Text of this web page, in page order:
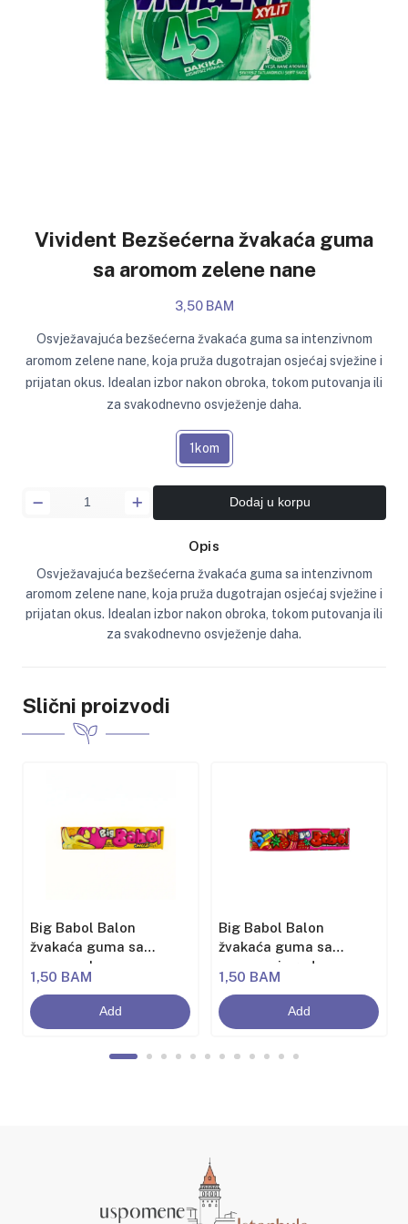
Vivident Bezšećerna žvakaća guma
sa aromom zelene nane
3,50 BAM
Osvježavajuća bezšećerna žvakaća guma sa intenzivnom
aromom zelene nane, koja pruža dugotrajan osjećaj svježine i
prijatan okus. Idealan izbor nakon obroka, tokom putovanja ili
za svakodnevno osvježenje daha.
1kom
Dodaj u korpu
Opis
Osvježavajuća bezšećerna žvakaća guma sa intenzivnom
aromom zelene nane, koja pruža dugotrajan osjećaj svježine i
prijatan okus. Idealan izbor nakon obroka, tokom putovanja ili
za svakodnevno osvježenje daha.
Slični proizvodi
Big Babol Balon
žvakaća guma sa
aromom banane
1,50 BAM
Add
Big Babol Balon
žvakaća guma sa
aromom jagode
1,50 BAM
Add